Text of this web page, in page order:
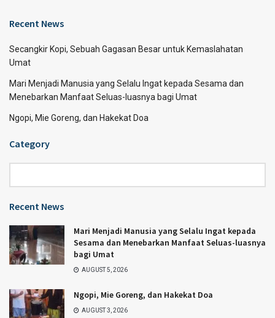
Recent News
Secangkir Kopi, Sebuah Gagasan Besar untuk Kemaslahatan
Umat
Mari Menjadi Manusia yang Selalu Ingat kepada Sesama dan
Menebarkan Manfaat Seluas-luasnya bagi Umat
Ngopi, Mie Goreng, dan Hakekat Doa
Category
Recent News
Mari Menjadi Manusia yang Selalu Ingat kepada
Sesama dan Menebarkan Manfaat Seluas-luasnya
bagi Umat
AUGUST 5, 2026
Ngopi, Mie Goreng, dan Hakekat Doa
AUGUST 3, 2026